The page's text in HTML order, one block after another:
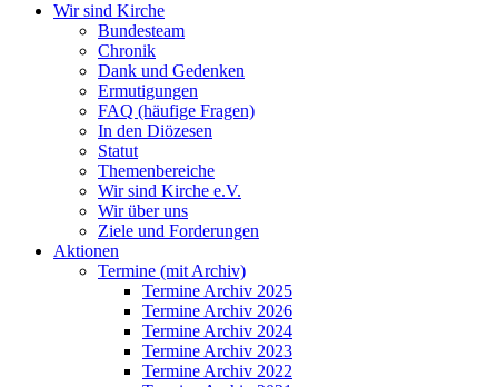
Wir sind Kirche
Bundesteam
Chronik
Dank und Gedenken
Ermutigungen
FAQ (häufige Fragen)
In den Diözesen
Statut
Themenbereiche
Wir sind Kirche e.V.
Wir über uns
Ziele und Forderungen
Aktionen
Termine (mit Archiv)
Termine Archiv 2025
Termine Archiv 2026
Termine Archiv 2024
Termine Archiv 2023
Termine Archiv 2022